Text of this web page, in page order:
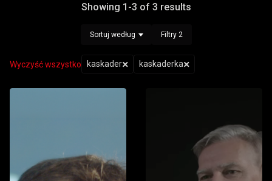
Showing 1-3 of 3 results
Sortuj według Filtry 2
Wyczyść wszystko kaskader kaskaderka